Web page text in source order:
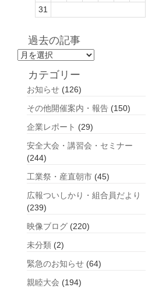
31
過去の記事
過
カテゴリー
お知らせ (126)
その他開催案内・報告 (150)
企業レポート (29)
安全大会・講習会・セミナー
(244)
工業祭・産直朝市 (45)
広報ついしかり・組合員だより
(239)
映像ブログ (220)
未分類 (2)
緊急のお知らせ (64)
親睦大会 (194)